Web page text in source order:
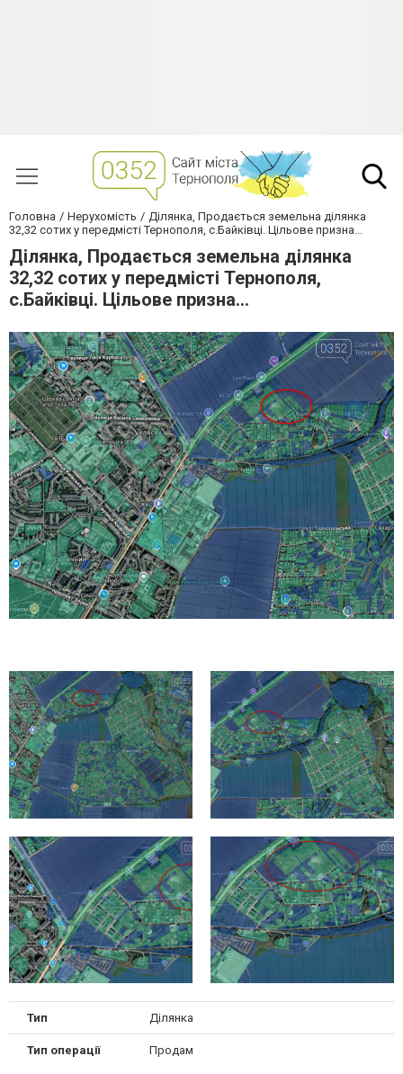
Головна Нерухомість
Ділянка, Продається земельна ділянка
32,32 сотих у передмісті Тернополя, с.Байківці. Цільове призна...
Ділянка, Продається земельна ділянка
32,32 сотих у передмісті Тернополя,
с.Байківці. Цільове призна...
Тип Ділянка
Тип операції Продам